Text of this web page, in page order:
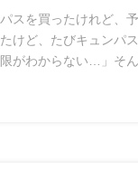
スを買ったけれど、
けど、たびキュンパ
がわからない…」そ